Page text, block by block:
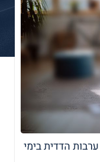
הדדית בימי